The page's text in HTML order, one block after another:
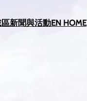
新聞與活動EN HOME